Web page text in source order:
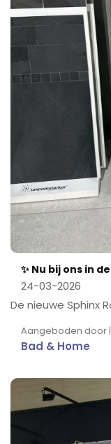
✨ Nu bij ons in
24-03-2026
De nieuwe Sphinx
Aangeboden door
Bad & Home